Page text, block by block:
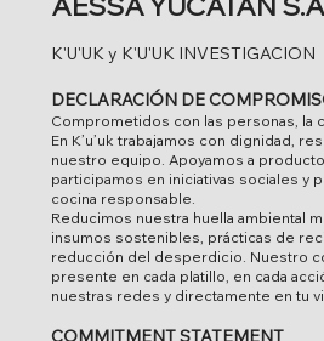
K'U'UK y K'U'UK INVESTIGACION
DECLARACIÓN DE
Comprometidos con las personas, la
En K’u’uk trabajamos con dignidad,
nuestro equipo. Apoyamos a
participamos en iniciativas sociales y
cocina responsable.
Reducimos nuestra huella ambiental
insumos sostenibles, prácticas de
reducción del desperdicio. Nuestro
presente en cada platillo, en cada
nuestras redes y directamente en tu
COMMITMENT STATEMENT